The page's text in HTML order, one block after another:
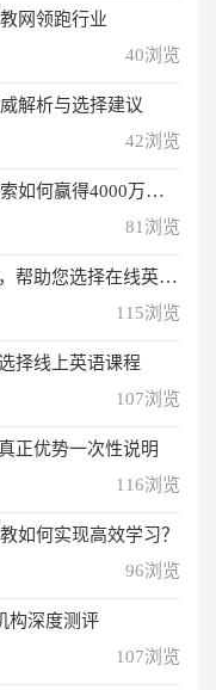
网领跑行业
40浏览
解析与选择建议
42浏览
得4000万用户信赖？
81浏览
选择在线英语学习方法
115浏览
择线上英语课程
107浏览
正优势一次性说明
116浏览
如何实现高效学习？
96浏览
构深度测评
107浏览